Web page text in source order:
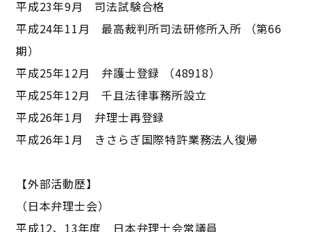
平成23年9月 司法試験合格
平成24年11月 最高裁判所司法研修所入所 （第66
期）
平成25年12月 弁護士登録 （48918）
平成25年12月 千且法律事務所設立
平成26年1月 弁理士再登録
平成26年1月 きさらぎ国際特許業務法人復帰
【外部活動歴】
（日本弁理士会）
平成12、13年度 日本弁理士会常議員